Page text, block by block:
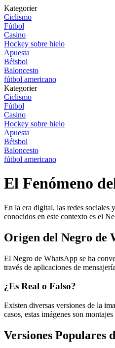
Kategorier
Ciclismo
Fútbol
Casino
Hockey sobre hielo
Apuesta
Béisbol
Baloncesto
fútbol americano
Kategorier
Ciclismo
Fútbol
Casino
Hockey sobre hielo
Apuesta
Béisbol
Baloncesto
fútbol americano
El Fenómeno
En la era digital, las redes sociales
conocidos en este contexto es el
Origen del Negro de
El Negro de WhatsApp se ha
través de aplicaciones de
¿Es Real o Falso?
Existen diversas versiones de la
casos, estas imágenes son
Versiones Populares